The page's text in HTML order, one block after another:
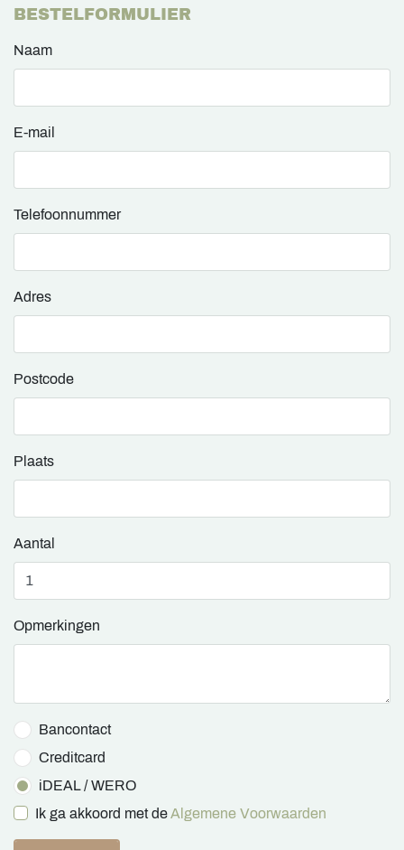
BESTELFORMULIER
Naam
E-mail
Telefoonnummer
Adres
Postcode
Plaats
Aantal
Opmerkingen
iDEAL / WERO
Bancontact
Creditcard
Ik ga akkoord met deAlgemene Voorwaarden